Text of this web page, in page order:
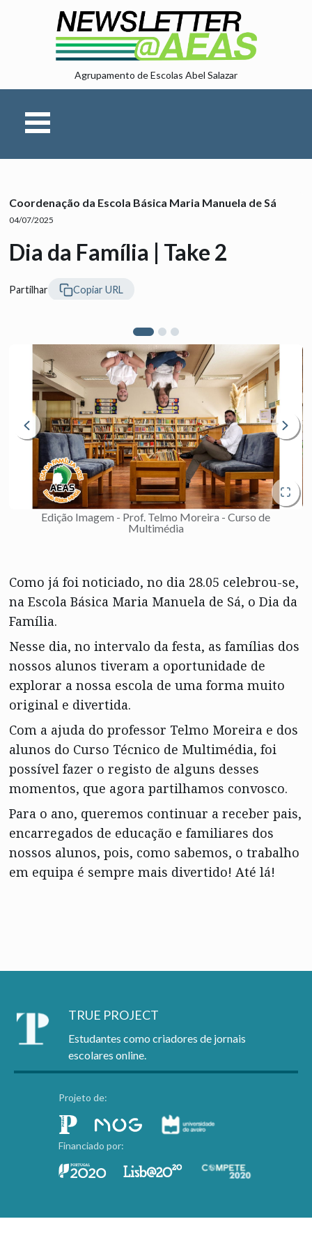
Agrupamento de Escolas Abel Salazar
Coordenação da Escola Básica Maria Manuela de Sá
04/07/2025
Dia da Família | Take 2
Partilhar Copiar URL
Edição Imagem - Prof. Telmo Moreira - Curso de
Multimédia
Como já foi noticiado, no dia 28.05 celebrou-se,
na Escola Básica Maria Manuela de Sá, o Dia da
Família.
Nesse dia, no intervalo da festa, as famílias dos
nossos alunos tiveram a oportunidade de
explorar a nossa escola de uma forma muito
original e divertida.
Com a ajuda do professor Telmo Moreira e dos
alunos do Curso Técnico de Multimédia, foi
possível fazer o registo de alguns desses
momentos, que agora partilhamos convosco.
Para o ano, queremos continuar a receber pais,
encarregados de educação e familiares dos
nossos alunos, pois, como sabemos, o trabalho
em equipa é sempre mais divertido! Até lá!
TRUE PROJECT
Estudantes como criadores de jornais
escolares online.
Projeto de:
Financiado por: